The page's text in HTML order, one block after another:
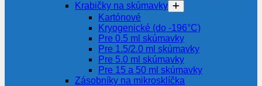
Krabičky na skúmavky
Kartónové
Kryogenické (do -196°C)
Pre 0.5 ml skúmavky
Pre 1.5/2.0 ml skúmavky
Pre 5.0 ml skúmavky
Pre 15 a 50 ml skúmavky
Zásobníky na mikrosklíčka